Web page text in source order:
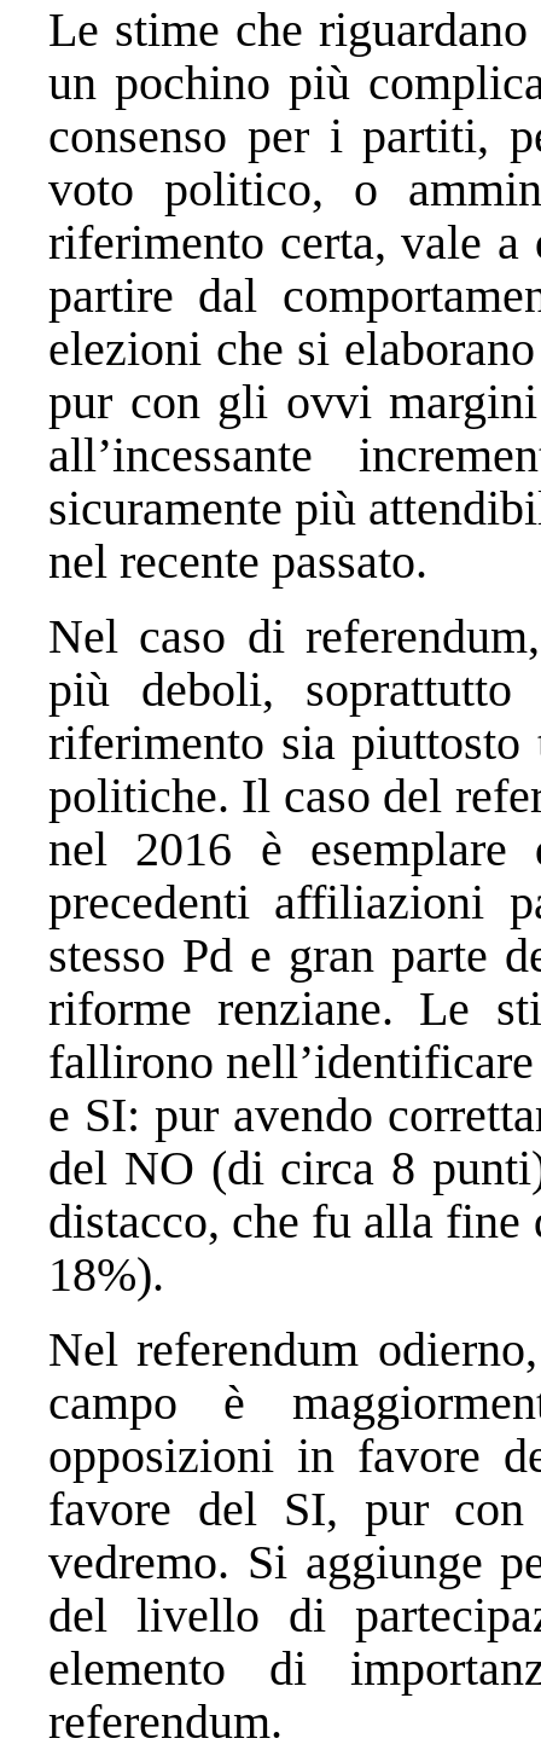
Le stime che
un pochino più
consenso per i partiti,
voto politico, o
riferimento certa, vale
partire dal
elezioni che si
pur con gli ovvi
all’incessante
sicuramente più
nel recente passato.
Nel caso di
più deboli,
riferimento sia piuttosto
politiche. Il caso del
nel 2016 è esemplare
precedenti affiliazioni
stesso Pd e gran parte
riforme renziane. Le
fallirono
e SI: pur avendo
del NO (di circa 8
distacco, che fu alla
18%).
Nel referendum
campo è
opposizioni in favore
favore del SI, pur con
vedremo. Si aggiunge
del livello di
elemento di
referendum.